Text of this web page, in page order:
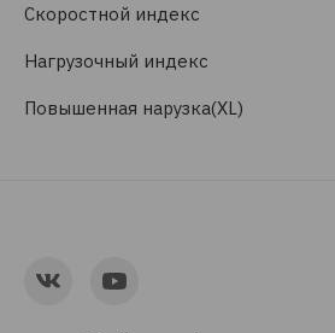
Скоростной индекс
Нагрузочный индекс
Повышенная нарузка(XL)